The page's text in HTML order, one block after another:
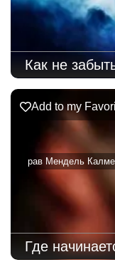
Как не
рав Мендель
Add to my
Где